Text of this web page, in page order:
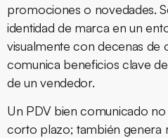
promociones o novedades.
identidad de marca en un
visualmente con decenas de
comunica beneficios clave
de un vendedor.
Un PDV bien comunicado
corto plazo; también genera